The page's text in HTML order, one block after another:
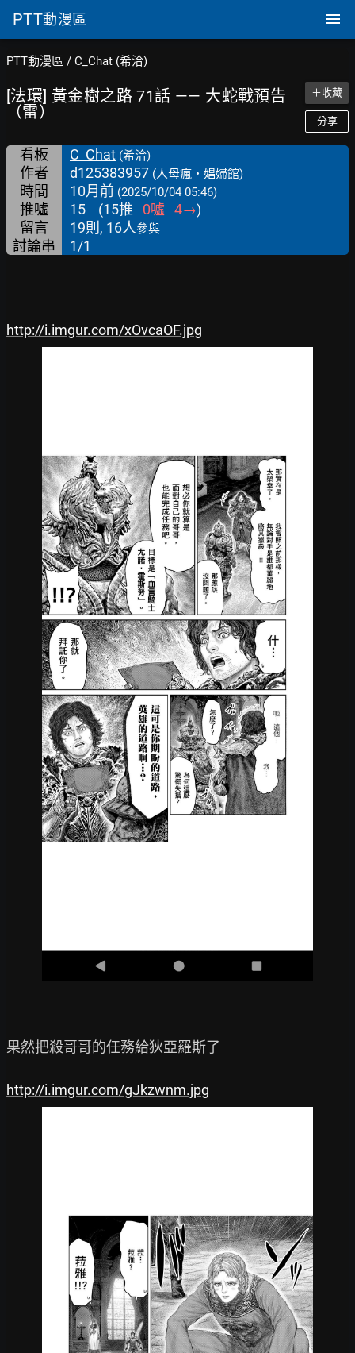
PTT動漫區
PTT動漫區 / C_Chat (希洽)
[法環] 黃金樹之路 71話 —— 大蛇戰預告
（雷）
＋收藏
分享
看板 C_Chat (希洽)
作者 d125383957 (人母瘋‧娼婦館)
時間 10月前 (2025/10/04 05:46)
推噓 15 (15推 0噓 4→)
留言
19則, 16人參與
討論串 1/1
http://i.imgur.com/xOvcaOF.jpg
果然把殺哥哥的任務給狄亞羅斯了
http://i.imgur.com/gJkzwnm.jpg